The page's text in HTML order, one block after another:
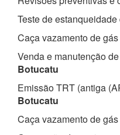
Teste de
Caça vazamento de gás
Venda e manutenção
Botucatu
Emissão TRT (antiga
Botucatu
Caça vazamento de gás